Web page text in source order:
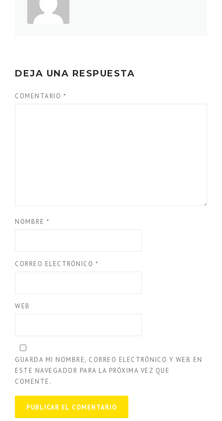
DEJA UNA RESPUESTA
COMENTARIO *
NOMBRE *
CORREO ELECTRÓNICO *
WEB
GUARDA MI NOMBRE, CORREO ELECTRÓNICO Y WEB EN
ESTE NAVEGADOR PARA LA PRÓXIMA VEZ QUE
COMENTE.